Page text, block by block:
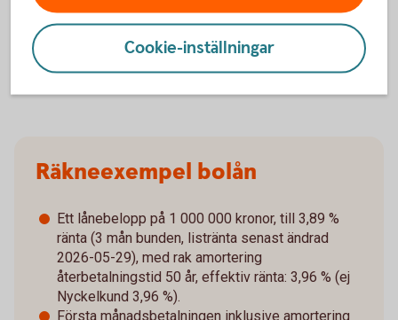
betalningsanmärkning. Det kan leda till svårigheter att få
hyra bostad, teckna abonnemang och få nya lån. För stöd,
vänd dig till budget- och skuldrådgivningen i din kommun.
Kontaktuppgifter finns påkonsumentverket.se
Räkneexempel bolån
Ett lånebelopp på 1 000 000 kronor, till 3,89 %
ränta (3 mån bunden, listränta senast ändrad
2026-05-29), med rak amortering
återbetalningstid 50 år, effektiv ränta: 3,96 % (ej
Nyckelkund 3,96 %).
Första månadsbetalningen inklusive amortering
Cookie-inställningar